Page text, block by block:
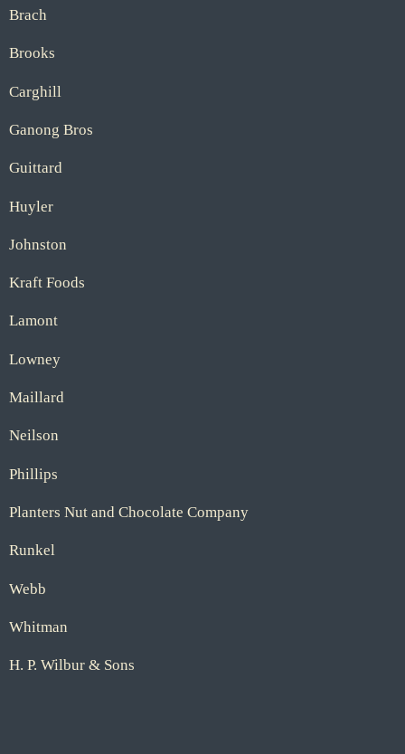
Brach
Brooks
Carghill
Ganong Bros
Guittard
Huyler
Johnston
Kraft Foods
Lamont
Lowney
Maillard
Neilson
Phillips
Planters Nut and Chocolate Company
Runkel
Webb
Whitman
H. P. Wilbur & Sons